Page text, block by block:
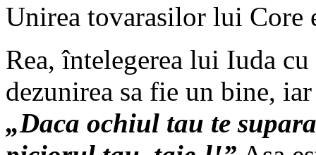
Unirea tovarasilor lui Core
Rea, întelegerea lui Iuda
dezunirea sa fie un bine,
„Daca ochiul tau te